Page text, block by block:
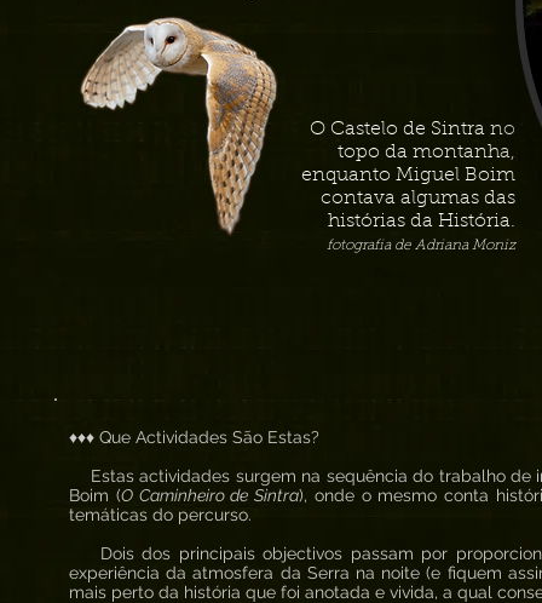
O Castelo de Sintra no
topo da montanha,
enquanto Miguel Boim
contava algumas das
histórias da História.
fotografia de Adriana Moniz
♦♦♦ Que Actividades São Estas?
Estas actividades surgem na sequência do trabalho de
Boim (O Caminheiro de Sintra), onde o mesmo conta
temáticas do percurso.
Dois dos principais objectivos passam por
experiência da atmosfera da Serra na noite (e fiquem
mais perto da história que foi anotada e vivida, a qual